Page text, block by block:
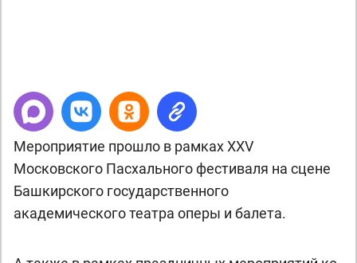
Мероприятие прошло в рамках XXV
Московского Пасхального фестиваля на сцене
Башкирского государственного
академического театра оперы и балета.